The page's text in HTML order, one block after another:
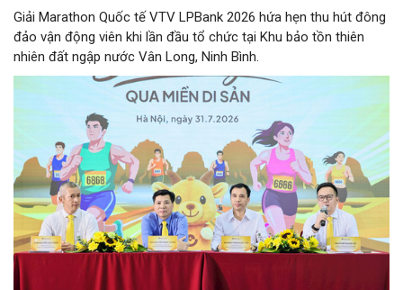
Giải Marathon Quốc tế VTV LPBank 2026 hứa hẹn thu hút đông
đảo vận động viên khi lần đầu tổ chức tại Khu bảo tồn thiên
nhiên đất ngập nước Vân Long, Ninh Bình.